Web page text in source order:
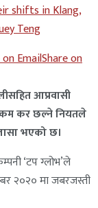
shifts in Klang,
Teng
EmailShare on
आप्रवासी
कर छल्ने नियतले
भएको छ।
‘टप ग्लोभ’ले
२०२० मा जबरजस्ती